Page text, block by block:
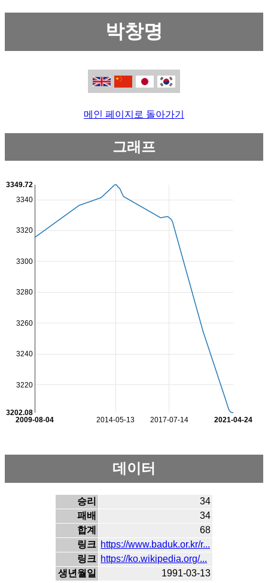
박창명
메인 페이지로 돌아가기
그래프
2014-05-13 2017-07-14
2009-08-04 2021-04-24
3220
3240
3260
3280
3300
3320
3340
3202.08
3349.72
데이터
승리
34
패배
34
합계
68
링크 https://www.baduk.or.kr/r...
링크 https://ko.wikipedia.org/...
생년월일
1991-03-13